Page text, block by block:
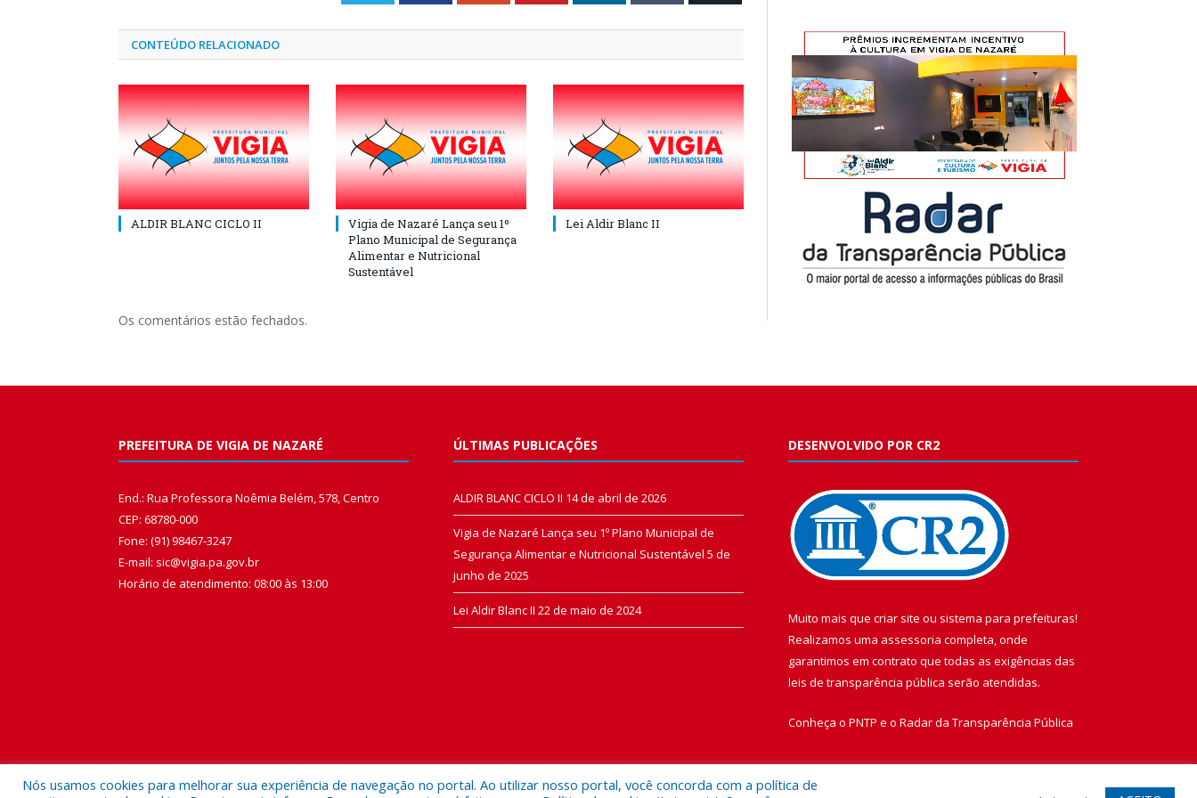
CONTEÚDO RELACIONADO
ALDIR BLANC CICLO II
Vigia de Nazaré Lança seu 1º
Plano Municipal de Segurança
Alimentar e Nutricional
Sustentável
Lei Aldir Blanc II
Os comentários estão fechados.
PREFEITURA DE VIGIA DE NAZARÉ
End.: Rua Professora Noêmia Belém, 578, Centro
CEP: 68780-000
Fone: (91) 98467-3247
E-mail: sic@vigia.pa.gov.br
Horário de atendimento: 08:00 às 13:00
ÚLTIMAS PUBLICAÇÕES
ALDIR BLANC CICLO II 14 de abril de 2026
Vigia de Nazaré Lança seu 1º Plano Municipal de
Segurança Alimentar e Nutricional Sustentável 5 de
junho de 2025
Lei Aldir Blanc II 22 de maio de 2024
DESENVOLVIDO POR CR2
Muito mais que criar site ou sistema para prefeituras!
Realizamos uma assessoria completa, onde
garantimos em contrato que todas as exigências das
leis de transparência pública serão atendidas.
Conheça o PNTP e o Radar da Transparência Pública
Nós usamos cookies para melhorar sua experiência de navegação no portal. Ao utilizar nosso portal, você concorda com a política de